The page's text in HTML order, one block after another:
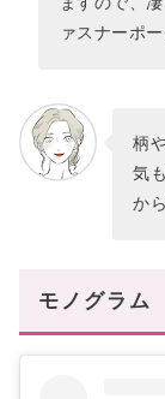
ァスナーポ
柄
気
か
モノグラム